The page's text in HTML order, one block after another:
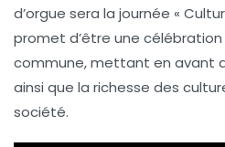
d’orgue sera la journée «
promet d’être une célébration
commune, mettant en avant
ainsi que la richesse des
société.